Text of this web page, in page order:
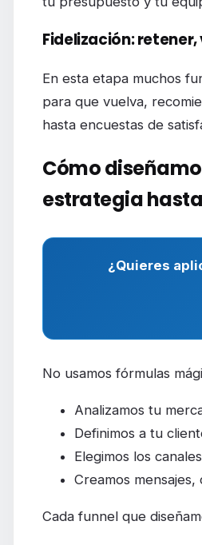
Fidelización:
En esta etapa muchos
para que vuelva,
hasta encuestas de
Cómo
estrategia
¿Quieres
No usamos fórmulas
Analizamos tu
Definimos a tu
Elegimos los
Creamos
Cada funnel que